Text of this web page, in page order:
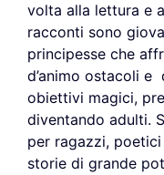
volta alla lettura e
racconti sono
principesse che
d’animo ostacoli
obiettivi magici,
diventando adulti.
per ragazzi,
storie di grande